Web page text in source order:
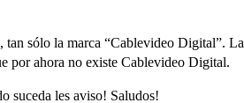
tan sólo la marca “Cablevideo Digital”. La
por ahora no existe Cablevideo Digital.
suceda les aviso! Saludos!